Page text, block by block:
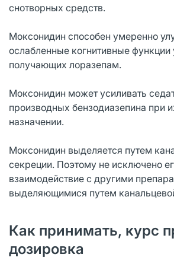
снотворных средств.
Моксонидин способен умеренно
ослабленные когнитивные функции
получающих лоразепам.
Моксонидин может усиливать
производных бензодиазепина при
назначении.
Моксонидин выделяется путем
секреции. Поэтому не исключено
взаимодействие с другими
выделяющимися путем
Как принимать, курс
дозировка